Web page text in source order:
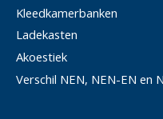
Kleedkamerbanken
Ladekasten
Akoestiek
Verschil NEN, NEN-EN en